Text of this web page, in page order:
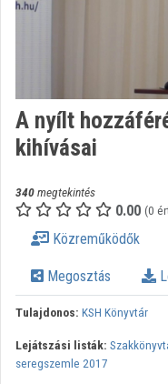
KÖNYVTÁR
Intézményi felfedezés
Intézményi listák
Intézmények
Közreműködők
A nyílt
kihívásai
340megtekintés
0.00 (0
Közreműködők
Megosztás
Tulajdonos: KSH Könyvtár
Lejátszási listák:
seregszemle 2017